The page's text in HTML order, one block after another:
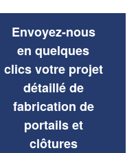
Envoyez-nous
en quelques
clics votre projet
détaillé de
fabrication de
portails et
clôtures